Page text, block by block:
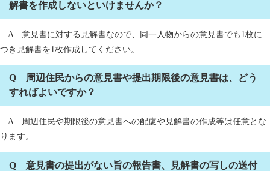
解書を作成しないといけませんか？
A 意見書に対する見解書なので、同一人物からの意見書でも1枚に
つき見解書を1枚作成してください。
Q 周辺住民からの意見書や提出期限後の意見書は、どう
すればよいですか？
A 周辺住民や期限後の意見書への配慮や見解書の作成等は任意とな
ります。
Q 意見書の提出がない旨の報告書、見解書の写しの送付